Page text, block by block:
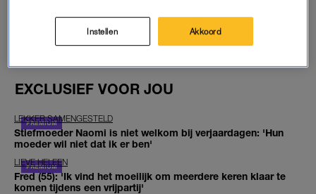
EXCLUSIEF VOOR JOU
LEKKER SAMENGESTELD
Stiefmoeder Naomi is niet welkom bij verjaardagen: 'Hun
moeder wil niet dat ik er ben'
LIEVE HELEEN
Fred (55): 'Ik vind het moeilijk om meerdere keren klaar te
komen tijdens een vrijpartij'
Instellen Akkoord